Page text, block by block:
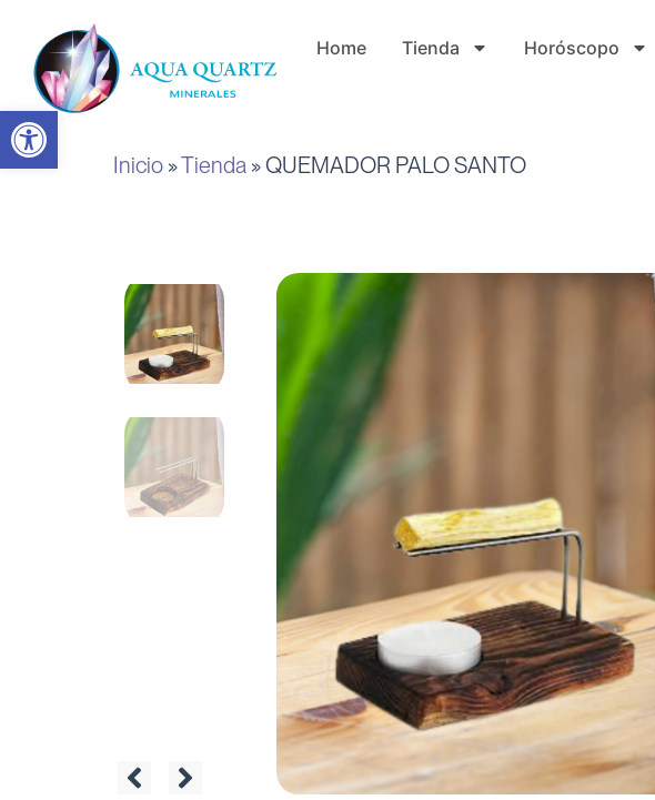
Abrir barra de herramientas
contenido
Home Tienda Horóscopo
Inicio »Tienda »QUEMADOR PALO SANTO